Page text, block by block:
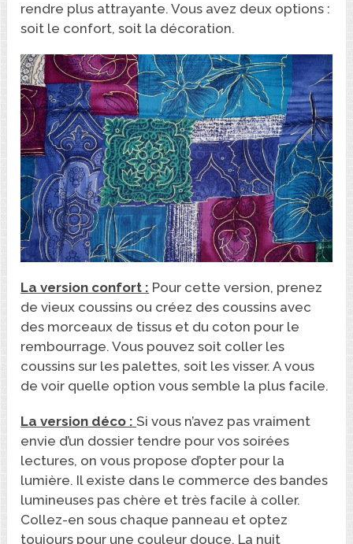
rendre plus attrayante. Vous avez deux options :
soit le confort, soit la décoration.
La version confort : Pour cette version, prenez
de vieux coussins ou créez des coussins avec
des morceaux de tissus et du coton pour le
rembourrage. Vous pouvez soit coller les
coussins sur les palettes, soit les visser. A vous
de voir quelle option vous semble la plus facile.
La version déco :Si vous n’avez pas vraiment
envie d’un dossier tendre pour vos soirées
lectures, on vous propose d’opter pour la
lumière. Il existe dans le commerce des bandes
lumineuses pas chère et très facile à coller.
Collez-en sous chaque panneau et optez
toujours pour une couleur douce. La nuit